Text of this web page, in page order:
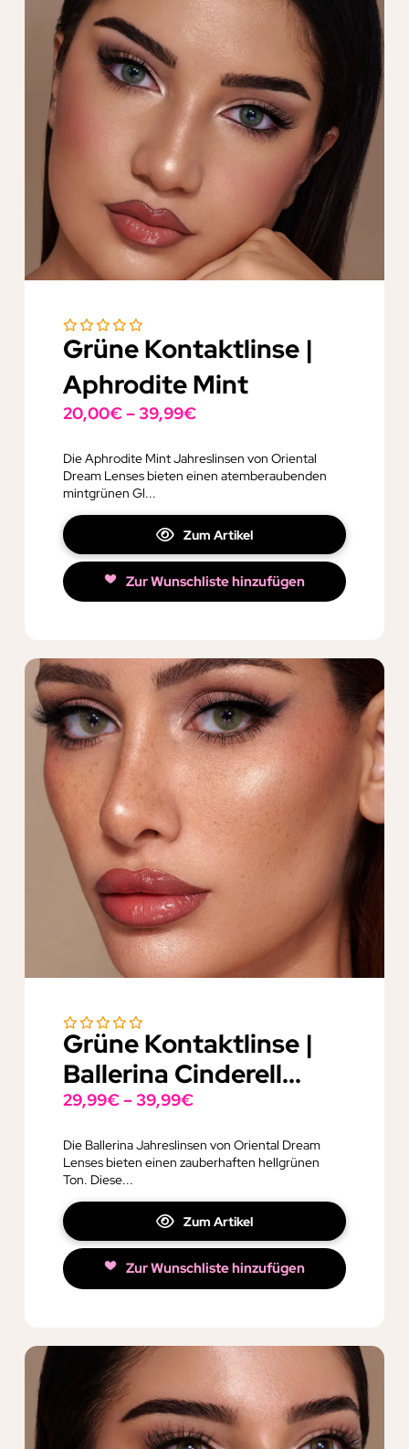
Grüne Kontaktlinse |
Aphrodite Mint
20,00€–39,99€
Die Aphrodite Mint Jahreslinsen von Oriental
Dream Lenses bieten einen atemberaubenden
mintgrünen Gl...
Zum Artikel
Zur Wunschliste hinzufügen
Grüne Kontaktlinse |
Ballerina Cinderell...
29,99€–39,99€
Die Ballerina Jahreslinsen von Oriental Dream
Lenses bieten einen zauberhaften hellgrünen
Ton. Diese...
Zum Artikel
Zur Wunschliste hinzufügen